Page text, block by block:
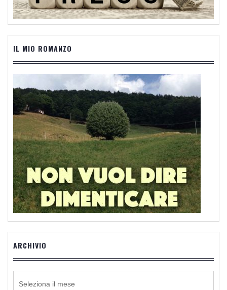
IL MIO ROMANZO
ARCHIVIO